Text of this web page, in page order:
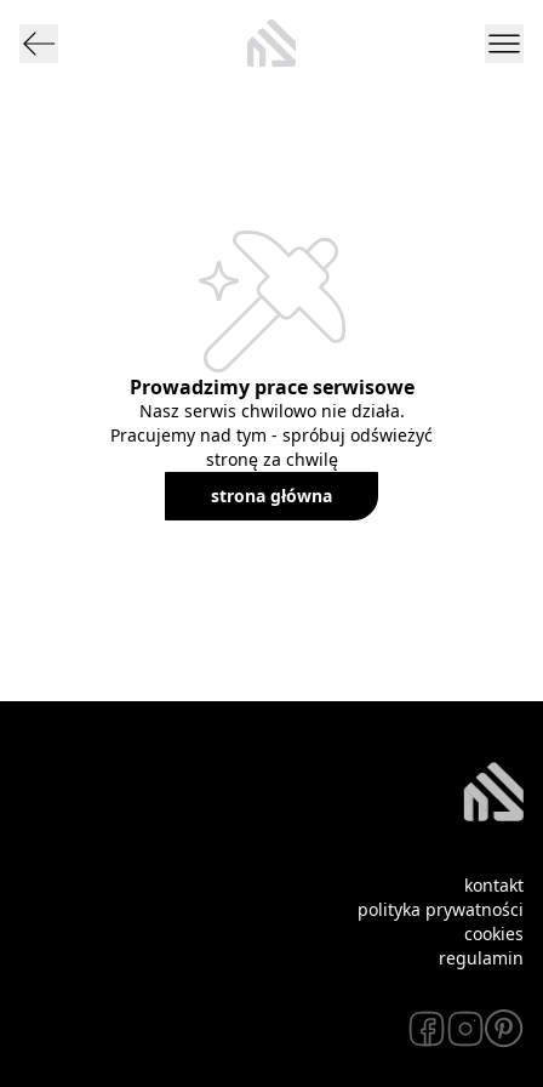
Prowadzimy prace serwisowe
Nasz serwis chwilowo nie działa.
Pracujemy nad tym - spróbuj odświeżyć
stronę za chwilę
strona główna
kontakt
polityka prywatności
cookies
regulamin